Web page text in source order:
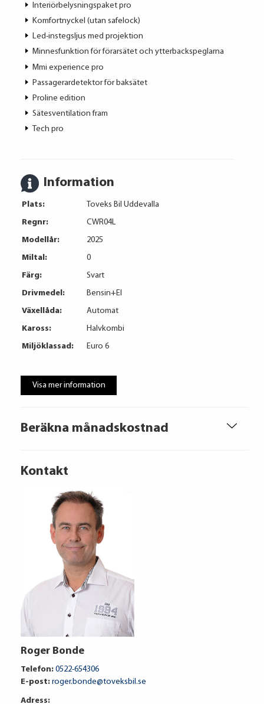
Interiörbelysningspaket pro
Komfortnyckel (utan safelock)
Led-instegsljus med projektion
Minnesfunktion för förarsätet och ytterbackspeglarna
Mmi experience pro
Passagerardetektor för baksätet
Proline edition
Sätesventilation fram
Tech pro
Beräkna månadskostnad
8 748 kr / mån
Information
Plats:
Toveks Bil Uddevalla
Regnr:
CWR04L
Modellår:
2025
Miltal:
0
Färg:
Svart
Drivmedel:
Bensin+El
Växellåda:
Automat
Kaross:
Halvkombi
Miljöklassad:
Euro 6
Visa mer information
Kontakt
Roger Bonde
Telefon: 0522-654306
E-post: roger.bonde@toveksbil.se
Adress: